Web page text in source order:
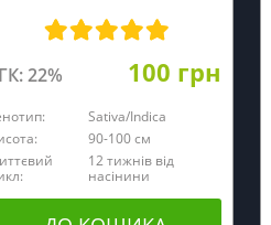
22% 100 грн
Sativa/Indica
90-100 см
12 тижнів від
насінини